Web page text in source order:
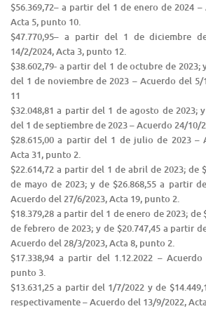
$56.369,72– a partir del 1 de enero de 2024
Acta 5, punto 10.
$47.770,95– a partir del 1 de diciembre
14/2/2024, Acta 3, punto 12.
$38.602,79- a partir del 1 de octubre de
del 1 de noviembre de 2023 – Acuerdo del 5/
11
$32.048,81 a partir del 1 de agosto de 2023;
del 1 de septiembre de 2023 – Acuerdo 24/10/
$28.615,00 a partir del 1 de julio de 2023 –
Acta 31, punto 2.
$22.614,72 a partir del 1 de abril de 2023; de
de mayo de 2023; y de $26.868,55 a partir
Acuerdo del 27/6/2023, Acta 19, punto 2.
$18.379,28 a partir del 1 de enero de 2023; de
de febrero de 2023; y de $20.747,45 a partir
Acuerdo del 28/3/2023, Acta 8, punto 2.
$17.338,94 a partir del 1.12.2022​ –
punto 3.
$13.631,25 a partir del 1/7/2022 y de
respectivamente​ – Acuerdo del 13/9/2022,